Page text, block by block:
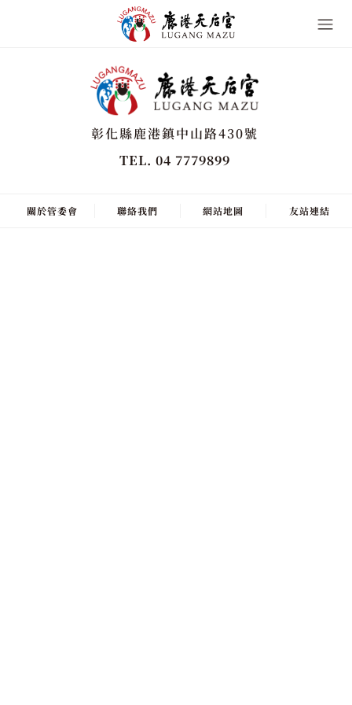
彰化縣鹿港鎮中山路430號
TEL. 04 7779899
關於管委會 聯絡我們 網站地圖 友站連結